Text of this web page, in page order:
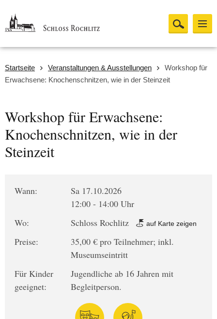
Startseite Veranstaltungen & Ausstellungen
Workshop für
Erwachsene: Knochenschnitzen, wie in der Steinzeit
Workshop für Erwachsene:
Knochenschnitzen, wie in der
Steinzeit
Wann:
Sa 17.10.2026
12:00 - 14:00 Uhr
Wo:
Schloss Rochlitz auf Karte zeigen
Preise:
35,00 € pro Teilnehmer; inkl.
Museumseintritt
Für Kinder
geeignet:
Jugendliche ab 16 Jahren mit
Begleitperson.